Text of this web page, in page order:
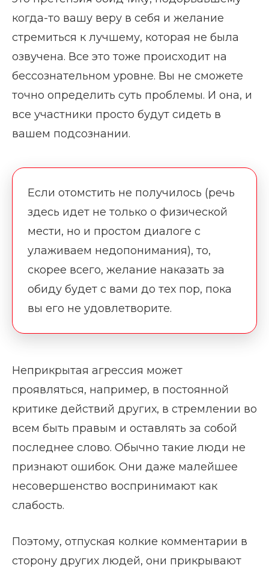
когда-то вашу веру в себя и желание
стремиться к лучшему, которая не была
озвучена. Все это тоже происходит на
бессознательном уровне. Вы не сможете
точно определить суть проблемы. И она, и
все участники просто будут сидеть в
вашем подсознании.
Если отомстить не получилось (речь
здесь идет не только о физической
мести, но и простом диалоге с
улаживаем недопонимания), то,
скорее всего, желание наказать за
обиду будет с вами до тех пор, пока
вы его не удовлетворите.
Неприкрытая агрессия может
проявляться, например, в постоянной
критике действий других, в стремлении во
всем быть правым и оставлять за собой
последнее слово. Обычно такие люди не
признают ошибок. Они даже малейшее
несовершенство воспринимают как
слабость.
Поэтому, отпуская колкие комментарии в
сторону других людей, они прикрывают